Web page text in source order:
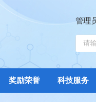
管理
奖励荣誉 科技服务